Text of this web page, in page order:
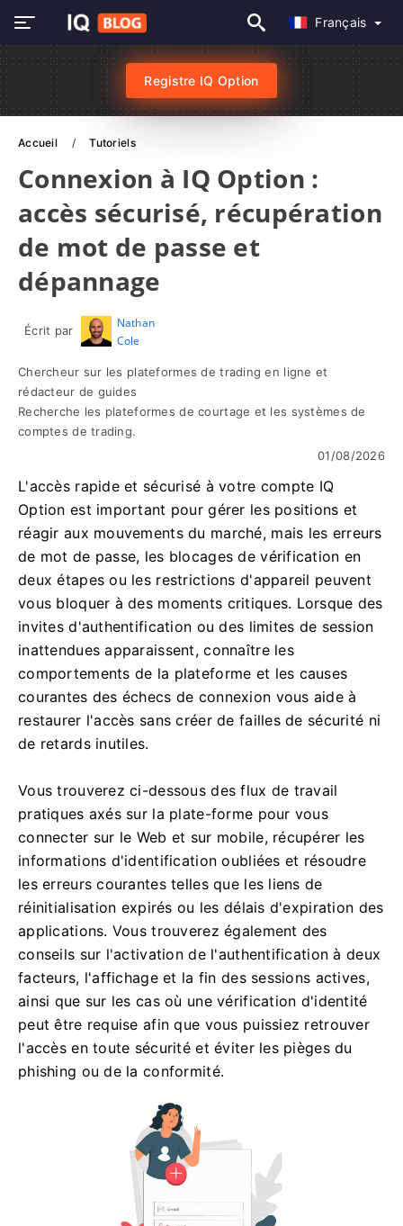
Français
Registre IQ Option
Accueil Tutoriels
Connexion à IQ Option :
accès sécurisé, récupération
de mot de passe et
dépannage
Écrit par
Nathan
Cole
Chercheur sur les plateformes de trading en ligne et
rédacteur de guides
Recherche les plateformes de courtage et les systèmes de
comptes de trading.
01/08/2026
L'accès rapide et sécurisé à votre compte IQ
Option est important pour gérer les positions et
réagir aux mouvements du marché, mais les erreurs
de mot de passe, les blocages de vérification en
deux étapes ou les restrictions d'appareil peuvent
vous bloquer à des moments critiques. Lorsque des
invites d'authentification ou des limites de session
inattendues apparaissent, connaître les
comportements de la plateforme et les causes
courantes des échecs de connexion vous aide à
restaurer l'accès sans créer de failles de sécurité ni
de retards inutiles.
Vous trouverez ci-dessous des flux de travail
pratiques axés sur la plate-forme pour vous
connecter sur le Web et sur mobile, récupérer les
informations d'identification oubliées et résoudre
les erreurs courantes telles que les liens de
réinitialisation expirés ou les délais d'expiration des
applications. Vous trouverez également des
conseils sur l'activation de l'authentification à deux
facteurs, l'affichage et la fin des sessions actives,
ainsi que sur les cas où une vérification d'identité
peut être requise afin que vous puissiez retrouver
l'accès en toute sécurité et éviter les pièges du
phishing ou de la conformité.